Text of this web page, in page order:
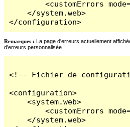
<customErrors
    </system.web>
</configuration>
Remarques : La page d'erreurs actuellement
d'erreurs personnalisée !
<!-- Fichier de
<configuration>
    <system.web>
<customErrors
    </system.web>